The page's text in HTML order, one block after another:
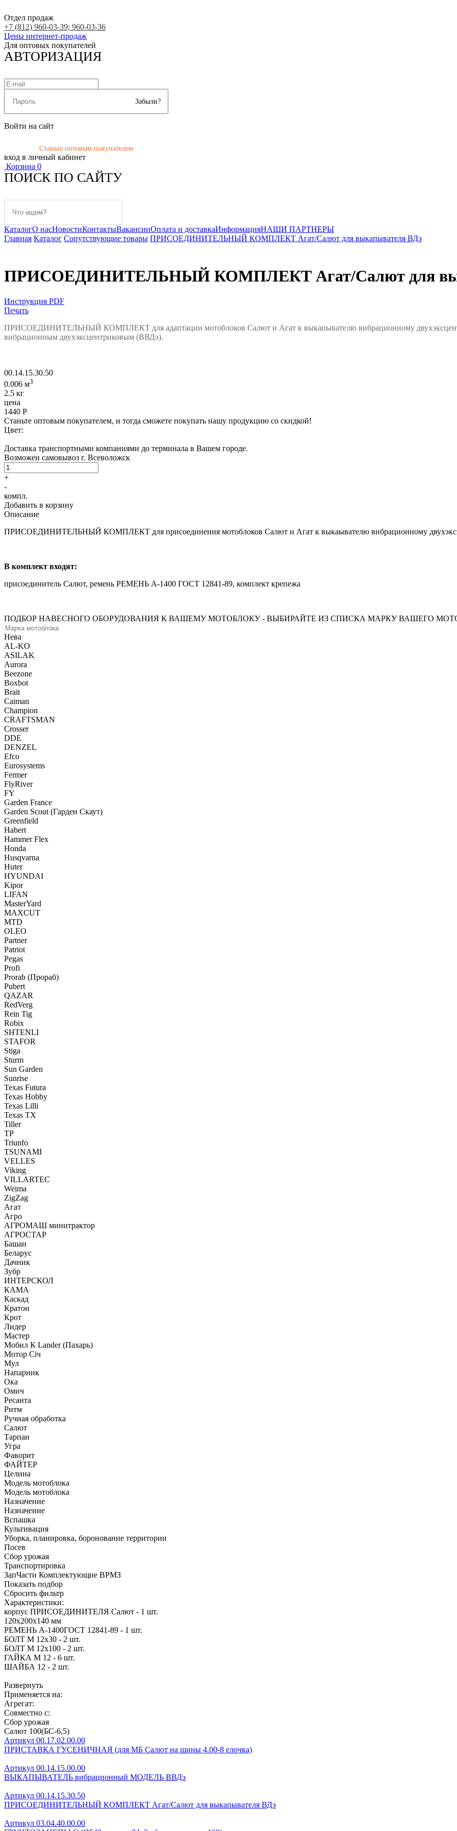
Отдел продаж
+7 (812) 960-03-39; 960-03-36
Цены интернет-продаж
Для оптовых покупателей
АВТОРИЗАЦИЯ
Забыли?
Войти на сайт
Станьте оптовым покупателем
вход в личный кабинет
Корзина 0
ПОИСК ПО САЙТУ
КаталогО насНовостиКонтактыВакансииОплата и доставкаИнформацияНАШИ ПАРТНЕРЫ
Главная Каталог Сопутствующие товары ПРИСОЕДИНИТЕЛЬНЫЙ КОМПЛЕКТ Агат/Салют для выкапывателя ВДэ
ПРИСОЕДИНИТЕЛЬНЫЙ КОМПЛЕКТ Агат/Салют для
Инструкция PDF
Печать
ПРИСОЕДИНИТЕЛЬНЫЙ КОМПЛЕКТ для адаптации мотоблоков Салют и Агат к выкапывателю вибрационному
вибрационным двухэксцентриковым (ВВДэ).
00.14.15.30.50
0.006 м3
2.5 кг
цена
1440 Р
Станьте оптовым покупателем, и тогда сможете покупать нашу продукцию со скидкой!
Цвет:
Доставка транспортными компаниями до терминала в Вашем городе.
Возможен самовывоз г. Всеволожск
+
-
компл.
Добавить в корзину
Описание
ПРИСОЕДИНИТЕЛЬНЫЙ КОМПЛЕКТ для присоединения мотоблоков Салют и Агат к выкаывателю вибрационному
В комплект входят:
присоединитель Салют, ремень РЕМЕНЬ А-1400 ГОСТ 12841-89, комплект крепежа
ПОДБОР НАВЕСНОГО ОБОРУДОВАНИЯ К ВАШЕМУ МОТОБЛОКУ - ВЫБИРАЙТЕ ИЗ СПИСКА МАРКУ ВАШЕГО
Нева
AL-KO
ASILAK
Aurora
Beezone
Boxbot
Brait
Caiman
Champion
CRAFTSMAN
Crosser
DDE
DENZEL
Efco
Eurosystems
Fermer
FlyRiver
FY
Garden France
Garden Scout (Гарден Скаут)
Greenfield
Habert
Hammer Flex
Honda
Husqvarna
Huter
HYUNDAI
Kipor
LIFAN
MasterYard
MAXCUT
MTD
OLEO
Partner
Patriot
Pegas
Profi
Prorab (Прораб)
Pubert
QAZAR
RedVerg
Rein Tig
Robix
SHTENLI
STAFOR
Stiga
Sturm
Sun Garden
Sunrise
Texas Futura
Texas Hobby
Texas Lilli
Texas TX
Tiller
TP
Triunfo
TSUNAMI
VELLES
Viking
VILLARTEC
Weima
ZigZag
Агат
Агро
АГРОМАШ минитрактор
АГРОСТАР
Башан
Беларус
Дачник
Зубр
ИНТЕРСКОЛ
КАМА
Каскад
Кратон
Крот
Лидер
Мастер
Мобил К Lander (Пахарь)
Мотор Сiч
Мул
Напарник
Ока
Омич
Ресанта
Ритм
Ручная обработка
Салют
Тарпан
Угра
Фаворит
ФАЙТЕР
Целина
Модель мотоблока
Модель мотоблока
Назначение
Назначение
Вспашка
Культивация
Уборка, планировка, боронование территории
Посев
Сбор урожая
Транспортировка
ЗапЧасти Комплектующие ВРМЗ
Показать подбор
Сбросить фильтр
Характеристики:
корпус ПРИСОЕДИНИТЕЛЯ Салют - 1 шт.
120х200х140 мм
РЕМЕНЬ А-1400ГОСТ 12841-89 - 1 шт.
БОЛТ М 12х30 - 2 шт.
БОЛТ М 12х100 - 2 шт.
ГАЙКА М 12 - 6 шт.
ШАЙБА 12 - 2 шт.
Развернуть
Применяется на:
Агрегат:
Совместно с:
Сбор урожая
Салют 100(БС-6,5)
Артикул 00.17.02.00.00
ПРИСТАВКА ГУСЕНИЧНАЯ (для МБ Салют на шины 4.00-8 елочка)
Артикул 00.14.15.00.00
ВЫКАПЫВАТЕЛЬ вибрационный МОДЕЛЬ ВВДэ
Артикул 00.14.15.30.50
ПРИСОЕДИНИТЕЛЬНЫЙ КОМПЛЕКТ Агат/Салют для выкапывателя ВДэ
Артикул 03.04.40.00.00